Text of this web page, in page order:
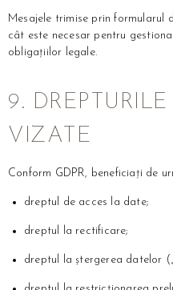
Mesajele trimise prin
cât este necesar pentru
obligațiilor legale.
9.
VIZATE
Conform GDPR, beneficiați de
dreptul de acces la date;
dreptul la rectificare;
dreptul la ștergerea datelor